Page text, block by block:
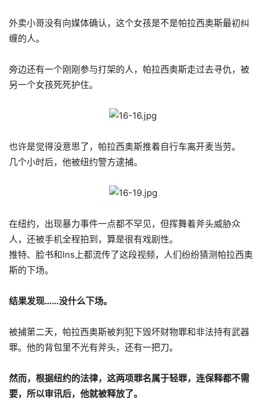
外卖小哥没有向媒体确认，这个女孩是不是帕拉西奥斯最初纠
缠的人。
旁边还有一个刚刚参与打架的人，帕拉西奥斯走过去寻仇，被
另一个女孩死死护住。
也许是觉得没意思了，帕拉西奥斯推着自行车离开麦当劳。
几个小时后，他被纽约警方逮捕。
在纽约，出现暴力事件一点都不罕见，但挥舞着斧头威胁众
人，还被手机全程拍到，算是很有戏剧性。
推特、脸书和Ins上都流传了这段视频，人们纷纷猜测帕拉西奥
斯的下场。
结果发现……没什么下场。
被捕第二天，帕拉西奥斯被判犯下毁坏财物罪和非法持有武器
罪。他的背包里不光有斧头，还有一把刀。
然而，根据纽约的法律，这两项罪名属于轻罪，连保释都不需
要，所以审讯后，他就被释放了。